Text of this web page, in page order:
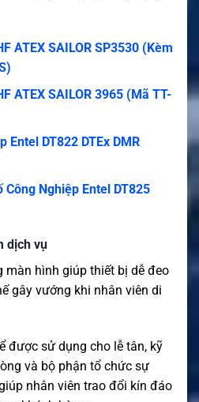
ATEX SAILOR SP3530 (Kèm
ATEX SAILOR 3965 (Mã TT-
Entel DT822 DTEx DMR
Nghiệp Entel DT825
dịch vụ
màn hình giúp thiết bị dễ đeo
gây vướng khi nhân viên di
được sử dụng cho lễ tân, kỹ
và bộ phận tổ chức sự
nhân viên trao đổi kín đáo